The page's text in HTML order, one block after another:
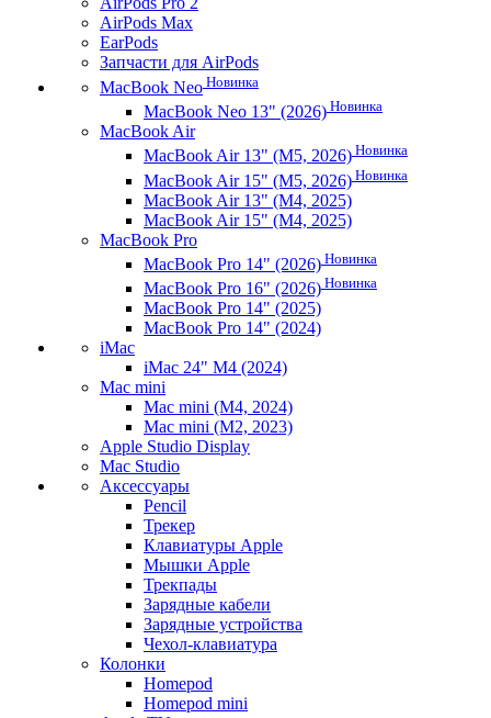
AirPods Max
EarPods
Запчасти для AirPods
MacBook Neo Новинка
MacBook Neo 13" (2026) Новинка
MacBook Air
MacBook Air 13" (M5, 2026) Новинка
MacBook Air 15" (M5, 2026) Новинка
MacBook Air 13" (M4, 2025)
MacBook Air 15" (M4, 2025)
MacBook Pro
MacBook Pro 14" (2026) Новинка
MacBook Pro 16" (2026) Новинка
MacBook Pro 14" (2025)
MacBook Pro 14" (2024)
iMac
iMac 24" M4 (2024)
Mac mini
Mac mini (M4, 2024)
Mac mini (M2, 2023)
Apple Studio Display
Mac Studio
Аксессуары
Pencil
Трекер
Клавиатуры Apple
Мышки Apple
Трекпады
Зарядные кабели
Зарядные устройства
Чехол-клавиатура
Колонки
Homepod
Homepod mini